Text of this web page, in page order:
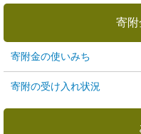
寄附
寄附金の使いみち
寄附の受け入れ状況